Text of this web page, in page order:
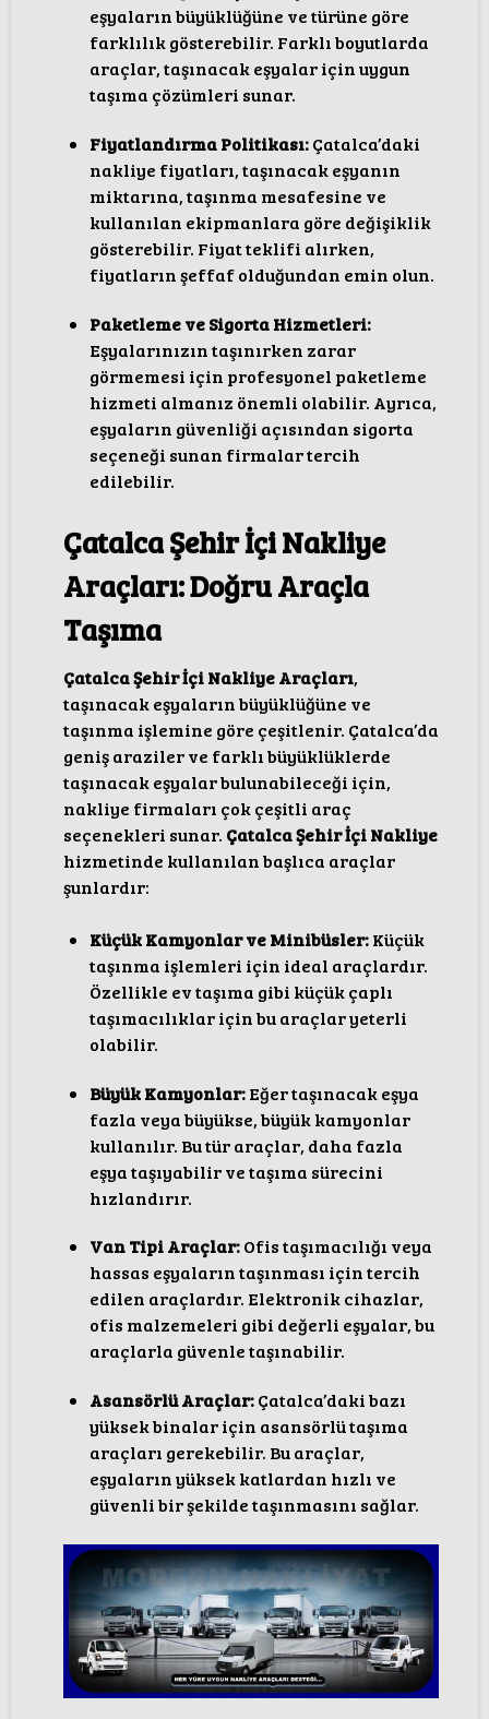
eşyaların büyüklüğüne ve türüne göre
farklılık gösterebilir. Farklı boyutlarda
araçlar, taşınacak eşyalar için uygun
taşıma çözümleri sunar.
Fiyatlandırma Politikası:Çatalca’daki
nakliye fiyatları, taşınacak eşyanın
miktarına, taşınma mesafesine ve
kullanılan ekipmanlara göre değişiklik
gösterebilir. Fiyat teklifi alırken,
fiyatların şeffaf olduğundan emin olun.
Paketleme ve Sigorta Hizmetleri:
Eşyalarınızın taşınırken zarar
görmemesi için profesyonel paketleme
hizmeti almanız önemli olabilir. Ayrıca,
eşyaların güvenliği açısından sigorta
seçeneği sunan firmalar tercih
edilebilir.
Çatalca Şehir İçi Nakliye
Araçları: Doğru Araçla
Taşıma
Çatalca Şehir İçi Nakliye Araçları,
taşınacak eşyaların büyüklüğüne ve
taşınma işlemine göre çeşitlenir. Çatalca’da
geniş araziler ve farklı büyüklüklerde
taşınacak eşyalar bulunabileceği için,
nakliye firmaları çok çeşitli araç
seçenekleri sunar. Çatalca Şehir İçi Nakliye
hizmetinde kullanılan başlıca araçlar
şunlardır:
Küçük Kamyonlar ve Minibüsler:Küçük
taşınma işlemleri için ideal araçlardır.
Özellikle ev taşıma gibi küçük çaplı
taşımacılıklar için bu araçlar yeterli
olabilir.
Büyük Kamyonlar:Eğer taşınacak eşya
fazla veya büyükse, büyük kamyonlar
kullanılır. Bu tür araçlar, daha fazla
eşya taşıyabilir ve taşıma sürecini
hızlandırır.
Van Tipi Araçlar:Ofis taşımacılığı veya
hassas eşyaların taşınması için tercih
edilen araçlardır. Elektronik cihazlar,
ofis malzemeleri gibi değerli eşyalar, bu
araçlarla güvenle taşınabilir.
Asansörlü Araçlar:Çatalca’daki bazı
yüksek binalar için asansörlü taşıma
araçları gerekebilir. Bu araçlar,
eşyaların yüksek katlardan hızlı ve
güvenli bir şekilde taşınmasını sağlar.